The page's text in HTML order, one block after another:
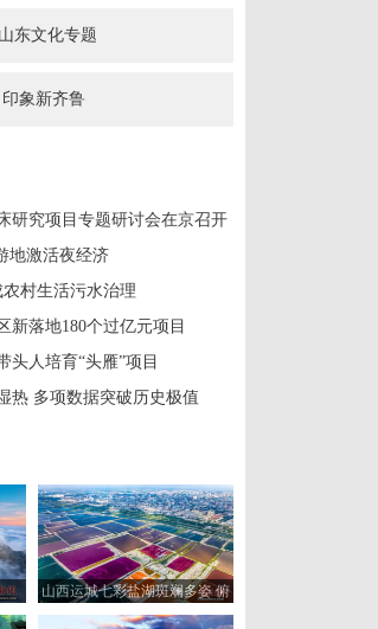
东文化专题
印象新齐鲁
研究项目专题研讨会在京召开
地激活夜经济
村生活污水治理
新落地180个过亿元项目
头人培育“头雁”项目
热 多项数据突破历史极值
山西运城七彩盐湖斑斓多姿 俯
瞰宛如巨型调色板